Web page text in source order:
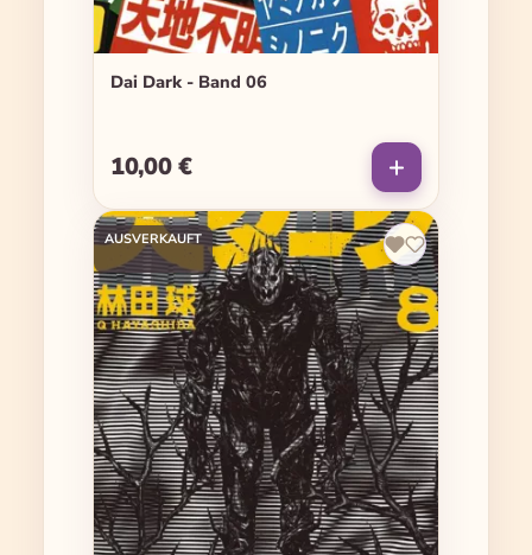
Dai Dark - Band 06
Regulärer Preis:
10,00 €
AUSVERKAUFT